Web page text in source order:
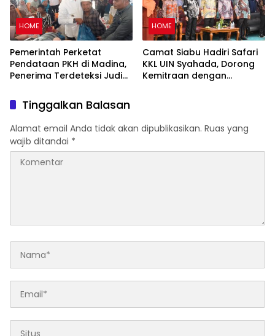
HOME
Pemerintah Perketat
Pendataan PKH di Madina,
Penerima Terdeteksi Judi
HOME
Camat Siabu Hadiri Safari
KKL UIN Syahada, Dorong
Kemitraan dengan
Tinggalkan Balasan
Alamat email Anda tidak akan dipublikasikan. Ruas yang
wajib ditandai *